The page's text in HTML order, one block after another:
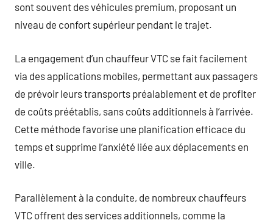
sont souvent des véhicules premium, proposant un
niveau de confort supérieur pendant le trajet.
La engagement d’un chauffeur VTC se fait facilement
via des applications mobiles, permettant aux passagers
de prévoir leurs transports préalablement et de profiter
de coûts préétablis, sans coûts additionnels à l’arrivée.
Cette méthode favorise une planification efficace du
temps et supprime l’anxiété liée aux déplacements en
ville.
Parallèlement à la conduite, de nombreux chauffeurs
VTC offrent des services additionnels, comme la